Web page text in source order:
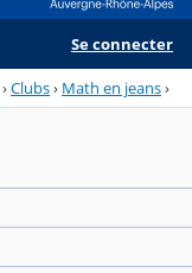
Se connecter
›Clubs› Math en jeans›